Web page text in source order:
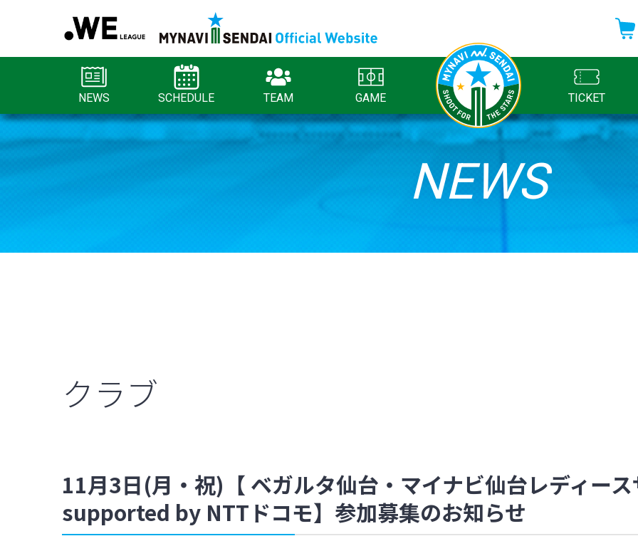
NEWS SCHEDULE TEAM GAME TICKET
NEWS
クラブ
11月3日(月・祝)【 ベガルタ仙台・マイナビ仙台レディー
supported by NTTドコモ】参加募集のお知らせ